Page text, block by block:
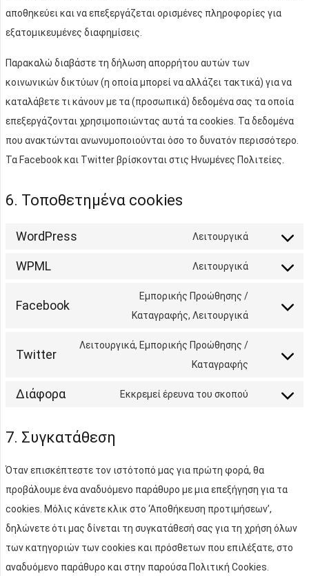
αποθηκεύει και να επεξεργάζεται ορισμένες πληροφορίες για
εξατομικευμένες διαφημίσεις.
Παρακαλώ διαβάστε τη δήλωση απορρήτου αυτών των
κοινωνικών δικτύων (η οποία μπορεί να αλλάζει τακτικά) για να
καταλάβετε τι κάνουν με τα (προσωπικά) δεδομένα σας τα οποία
επεξεργάζονται χρησιμοποιώντας αυτά τα cookies. Τα δεδομένα
που ανακτώνται ανωνυμοποιούνται όσο το δυνατόν περισσότερο.
Τα Facebook και Twitter βρίσκονται στις Ηνωμένες Πολιτείες.
6. Τοποθετημένα cookies
WordPress
Λειτουργικά
Consent
wordpress
WPML
Λειτουργικά
Consent
service
Facebook
Εμπορικής Προώθησης /
Καταγραφής, Λειτουργικά
Consent
service
Twitter
Λειτουργικά, Εμπορικής Προώθησης /
Καταγραφής
Consent
service
Διάφορα
Εκκρεμεί έρευνα του σκοπού
Consent
7. Συγκατάθεση
Όταν επισκέπτεστε τον ιστότοπό μας για πρώτη φορά, θα
προβάλουμε ένα αναδυόμενο παράθυρο με μια επεξήγηση για τα
cookies. Μόλις κάνετε κλικ στο ‘Αποθήκευση προτιμήσεων’,
δηλώνετε ότι μας δίνεται τη συγκατάθεσή σας για τη χρήση όλων
των κατηγοριών των cookies και πρόσθετων που επιλέξατε, στο
αναδυόμενο παράθυρο και στην παρούσα Πολιτική Cookies.